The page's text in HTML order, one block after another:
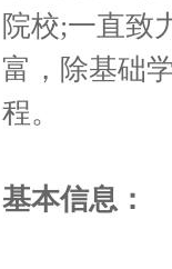
院校;一直致
富，除基础
程。
基本信息：